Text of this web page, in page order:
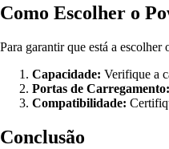
Como Escolher o
Para garantir que está a
Capacidade: Verifique a
Portas de Carregamento:
Compatibilidade:
Conclusão